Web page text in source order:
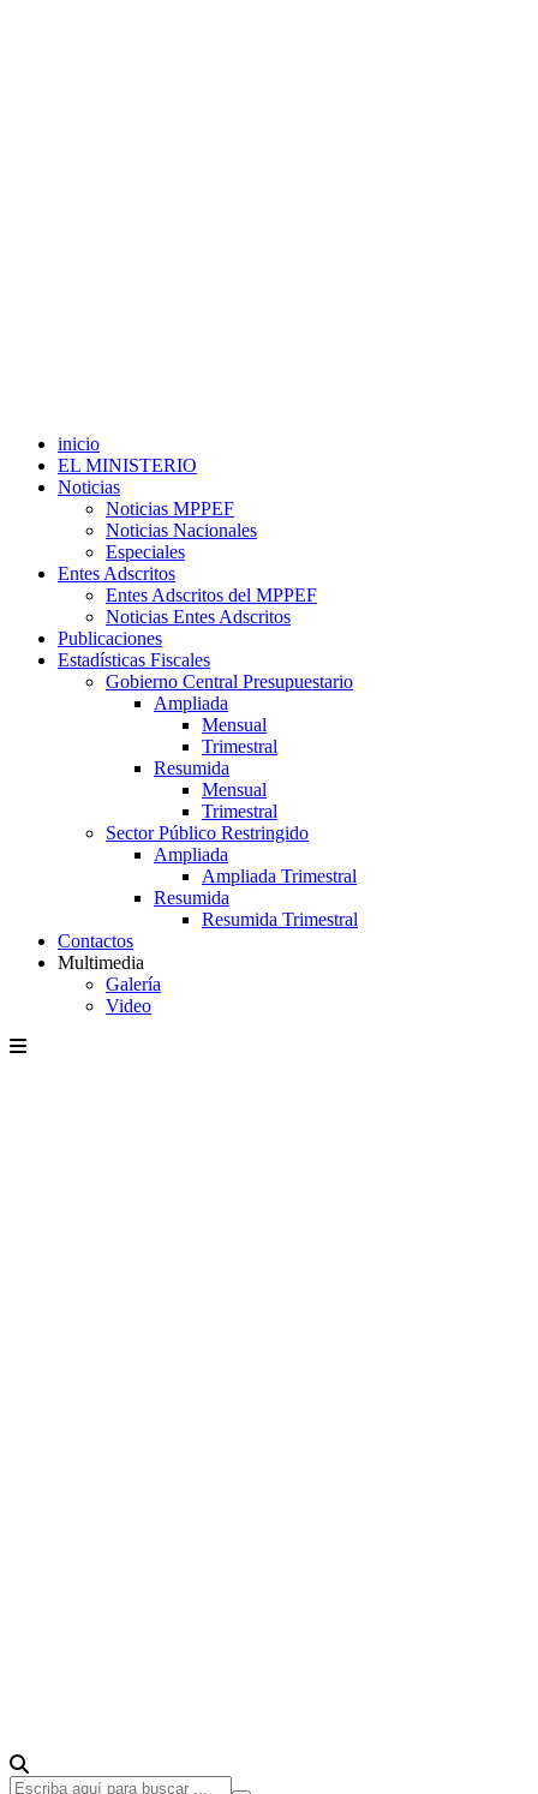
inicio
EL MINISTERIO
Noticias
Noticias MPPEF
Noticias Nacionales
Especiales
Entes Adscritos
Entes Adscritos del MPPEF
Noticias Entes Adscritos
Publicaciones
Estadísticas Fiscales
Gobierno Central Presupuestario
Ampliada
Mensual
Trimestral
Resumida
Mensual
Trimestral
Sector Público Restringido
Ampliada
Ampliada Trimestral
Resumida
Resumida Trimestral
Contactos
Multimedia
Galería
Video